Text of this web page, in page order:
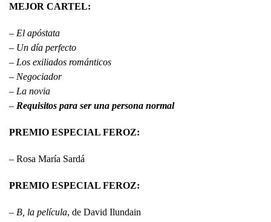
MEJOR CARTEL:
– El apóstata
– Un día perfecto
– Los exiliados románticos
– Negociador
– La novia
– Requisitos para ser una persona normal
PREMIO ESPECIAL FEROZ:
– Rosa María Sardá
PREMIO ESPECIAL FEROZ:
– B, la película, de David Ilundain